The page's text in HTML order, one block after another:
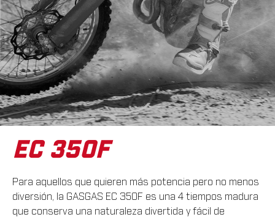
EC 350F
Para aquellos que quieren más potencia pero no menos
diversión, la GASGAS EC 350F es una 4 tiempos madura
que conserva una naturaleza divertida y fácil de